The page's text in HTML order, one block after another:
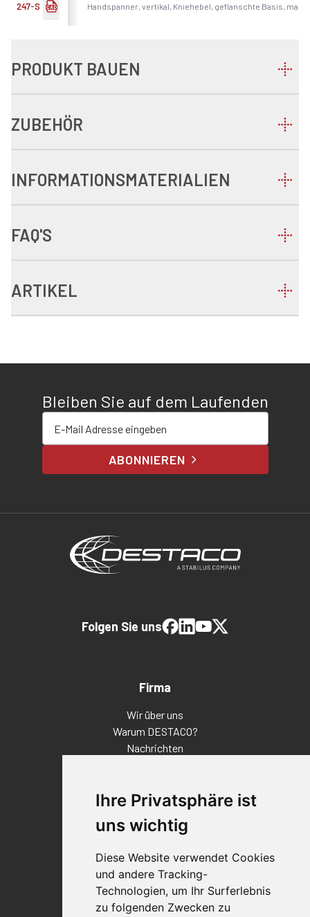
Ihre Privatsphäre ist
uns wichtig
Diese Website verwendet Cookies
und andere Tracking-
Technologien, um Ihr Surferlebnis
zu folgenden Zwecken zu
247-S Handspanner, vertikal, Kniehebel, geflanschte Basis,
PRODUKT BAUEN
ZUBEHÖR
INFORMATIONSMATERIALIEN
FAQ'S
ARTIKEL
Bleiben Sie auf dem Laufenden
ABONNIEREN
Firma
Wir über uns
Warum DESTACO?
Nachrichten
Standorte
Qualitätsaussage
Kontakt
Vertriebspartnerfinder
Häufig gestellte Fragen
Folgen Sie uns